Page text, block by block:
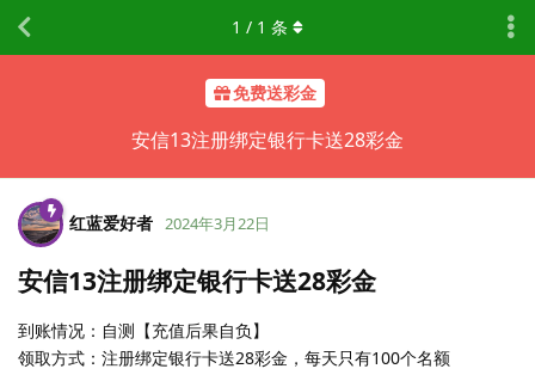
免费送彩金
安信13注册绑定银行卡送28彩金
1 / 1 条
红蓝爱好者 2024年3月22日
安信13注册绑定银行卡送28彩金
到账情况：自测【充值后果自负】
领取方式：注册绑定银行卡送28彩金，每天只有100个名额